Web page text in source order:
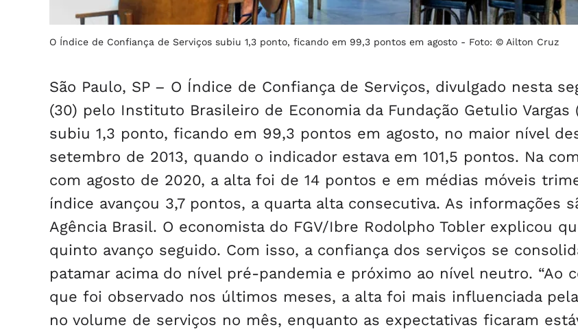
O Índice de Confiança de Serviços subiu 1,3 ponto, ficando em 99,3 pontos em agosto - Foto: © Ailton Cruz
São Paulo, SP – O Índice de Confiança de Serviços, divulgado nesta
(30) pelo Instituto Brasileiro de Economia da Fundação Getulio Vargas
subiu 1,3 ponto, ficando em 99,3 pontos em agosto, no maior nível
setembro de 2013, quando o indicador estava em 101,5 pontos. Na
com agosto de 2020, a alta foi de 14 pontos e em médias móveis
índice avançou 3,7 pontos, a quarta alta consecutiva. As informações
Agência Brasil. O economista do FGV/Ibre Rodolpho Tobler explicou
quinto avanço seguido. Com isso, a confiança dos serviços se
patamar acima do nível pré-pandemia e próximo ao nível neutro. “Ao
que foi observado nos últimos meses, a alta foi mais influenciada
no volume de serviços no mês, enquanto as expectativas ficaram